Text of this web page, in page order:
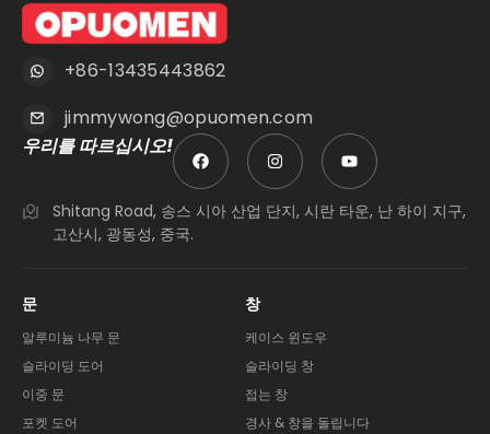
+86-13435443862
jimmywong@opuomen.com
우리를 따르십시오!
Shitang Road, 송스 시아 산업 단지, 시란 타운, 난 하이 지구,
고산시, 광동성, 중국.
문
알루미늄 나무 문
슬라이딩 도어
이중 문
포켓 도어
창
케이스 윈도우
슬라이딩 창
접는 창
경사 & 창을 돌립니다